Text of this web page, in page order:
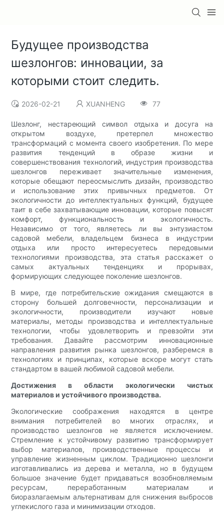
Будущее производства
шезлонгов: инновации, за
которыми стоит следить.
2026-02-21 XUANHENG 77
Шезлонг, нестареющий символ отдыха и досуга на
открытом воздухе, претерпел множество
трансформаций с момента своего изобретения. По мере
развития тенденций в образе жизни и
совершенствования технологий, индустрия производства
шезлонгов переживает значительные изменения,
которые обещают переосмыслить дизайн, производство
и использование этих привычных предметов. От
экологичности до интеллектуальных функций, будущее
таит в себе захватывающие инновации, которые повысят
комфорт, функциональность и экологичность.
Независимо от того, являетесь ли вы энтузиастом
садовой мебели, владельцем бизнеса в индустрии
отдыха или просто интересуетесь передовыми
технологиями производства, эта статья расскажет о
самых актуальных тенденциях и прорывах,
формирующих следующее поколение шезлонгов.
В мире, где потребительские ожидания смещаются в
сторону большей долговечности, персонализации и
экологичности, производители изучают новые
материалы, методы производства и интеллектуальные
технологии, чтобы удовлетворить и превзойти эти
требования. Давайте рассмотрим инновационные
направления развития рынка шезлонгов, разберемся в
технологиях и принципах, которые вскоре могут стать
стандартом в вашей любимой садовой мебели.
Достижения в области экологически чистых
материалов и устойчивого производства.
Экологические соображения находятся в центре
внимания потребителей во многих отраслях, и
производство шезлонгов не является исключением.
Стремление к устойчивому развитию трансформирует
выбор материалов, производственные процессы и
управление жизненным циклом. Традиционно шезлонги
изготавливались из дерева и металла, но в будущем
большое значение будет придаваться возобновляемым
ресурсам, переработанным материалам и
биоразлагаемым альтернативам для снижения выбросов
углекислого газа и минимизации отходов.